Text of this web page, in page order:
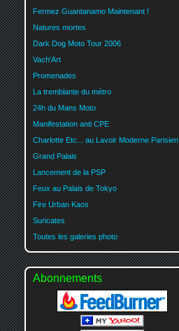
Fermez Guantanamo Maintenant !
Natures mortes
Dark Dog Moto Tour 2006
Vach'Art
Promenades
La tremblante du métro
24h du Mans Moto
Manifestation anti CPE
Charlotte Etc... au Lavoir Moderne Parisien
Grand Palais
Lancement de la PSP
Feux au Palais de Tokyo
Fire Urban Kaos
Suricates
Toutes les galeries photo
Abonnements